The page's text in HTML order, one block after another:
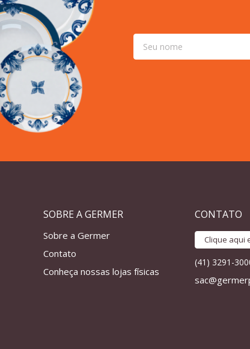
SOBRE A GERMER
Sobre a Germer
Contato
Conheça nossas lojas físicas
CONTATO
Clique aqui
(41) 3291-